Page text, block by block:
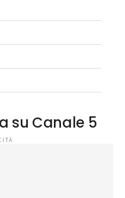
su Canale 5